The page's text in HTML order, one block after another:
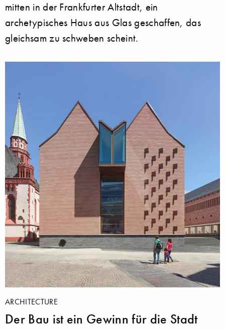
mitten in der Frankfurter Altstadt, ein
archetypisches Haus aus Glas geschaffen, das
gleichsam zu schweben scheint.
ARCHITECTURE
Der Bau ist ein Gewinn für die Stadt